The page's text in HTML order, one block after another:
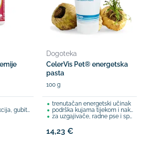
apetita
Dogoteka
CelerVis Pet® energetska
pasta
100 g
trenutačan energetski učinak
podrška kujama tijekom i nakon okota
za uzgajivače, radne pse i sport (agility, obuka, canicross...)
14,23 €